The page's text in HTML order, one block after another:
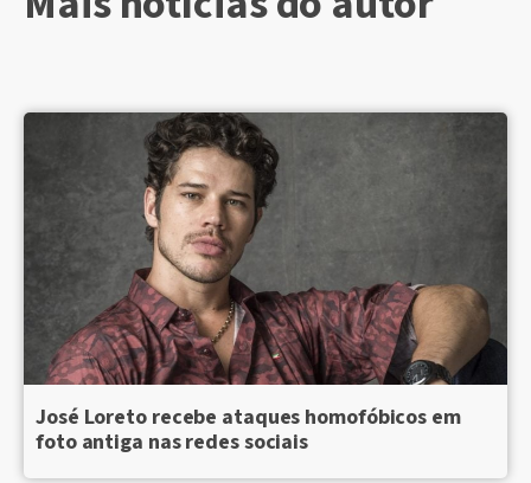
José Loreto recebe ataques homofóbicos em
foto antiga nas redes sociais